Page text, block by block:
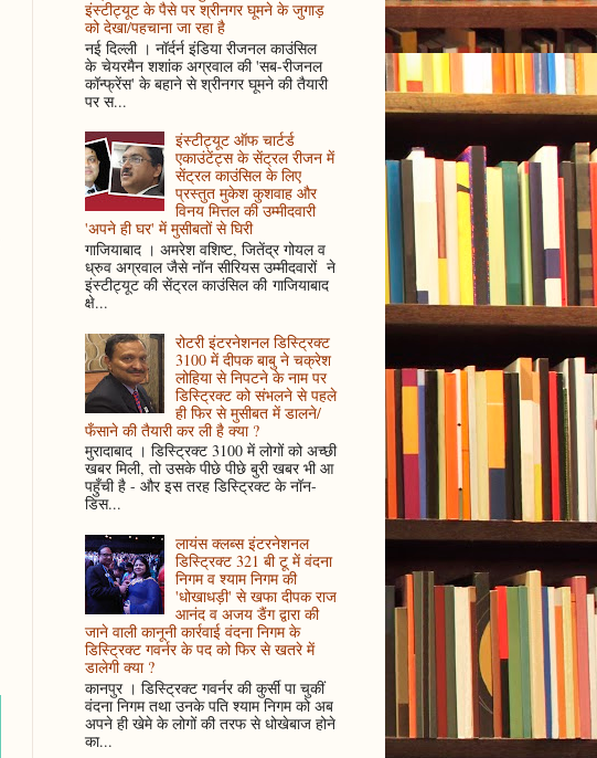
इंस्टीट्यूट के पैसे पर श्रीनगर घूमने के जुगाड़
को देखा/पहचाना जा रहा है
नई दिल्ली । नॉर्दर्न इंडिया रीजनल काउंसिल
के चेयरमैन शशांक अग्रवाल की 'सब-रीजनल
कॉन्फ्रेंस' के बहाने से श्रीनगर घूमने की तैयारी
पर स...
इंस्टीट्यूट ऑफ चार्टर्ड
एकाउंटेंट्स के सेंट्रल रीजन में
सेंट्रल काउंसिल के लिए
प्रस्तुत मुकेश कुशवाह और
विनय मित्तल की उम्मीदवारी
'अपने ही घर' में मुसीबतों से घिरी
गाजियाबाद । अमरेश वशिष्ट, जितेंद्र गोयल व
ध्रुव अग्रवाल जैसे नॉन सीरियस उम्मीदवारों ने
इंस्टीट्यूट की सेंट्रल काउंसिल की गाजियाबाद
क्षे...
रोटरी इंटरनेशनल डिस्ट्रिक्ट
3100 में दीपक बाबु ने चक्रेश
लोहिया से निपटने के नाम पर
डिस्ट्रिक्ट को संभलने से पहले
ही फिर से मुसीबत में डालने/
फँसाने की तैयारी कर ली है क्या ?
मुरादाबाद । डिस्ट्रिक्ट 3100 में लोगों को अच्छी
खबर मिली, तो उसके पीछे पीछे बुरी खबर भी आ
पहुँची है - और इस तरह डिस्ट्रिक्ट के नॉन-
डिस...
लायंस क्लब्स इंटरनेशनल
डिस्ट्रिक्ट 321 बी टू में वंदना
निगम व श्याम निगम की
'धोखाधड़ी' से खफा दीपक राज
आनंद व अजय डैंग द्वारा की
जाने वाली कानूनी कार्रवाई वंदना निगम के
डिस्ट्रिक्ट गवर्नर के पद को फिर से खतरे में
डालेगी क्या ?
कानपुर । डिस्ट्रिक्ट गवर्नर की कुर्सी पा चुकीं
वंदना निगम तथा उनके पति श्याम निगम को अब
अपने ही खेमे के लोगों की तरफ से धोखेबाज होने
का...